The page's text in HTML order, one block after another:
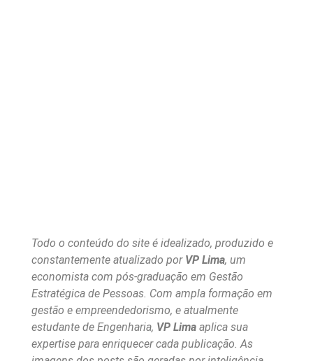
Todo o conteúdo do site é idealizado, produzido e
constantemente atualizado por VP Lima, um
economista com pós-graduação em Gestão
Estratégica de Pessoas. Com ampla formação em
gestão e empreendedorismo, e atualmente
estudante de Engenharia, VP Lima aplica sua
expertise para enriquecer cada publicação. As